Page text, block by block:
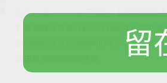
剧情介绍：三千年前，仙尊和影族多
影族神器浮世镜并封印了传说中的魔物
耀阳牺牲自己和景微同归于尽，还三界
留